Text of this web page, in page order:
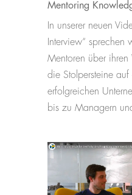
Mentoring
In unserer neuen
Interview“ sprechen
Mentoren über
die Stolpersteine
erfolgreichen
bis zu Managern